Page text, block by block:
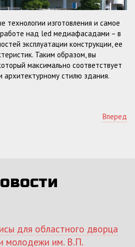
технологии изготовления и самое
над led медиафасадами – в
эксплуатации конструкции, ее
Таким образом, вы
максимально соответствует
архитектурному стилю здания.
Вперед
для областного дворца
молодежи им. В.П.